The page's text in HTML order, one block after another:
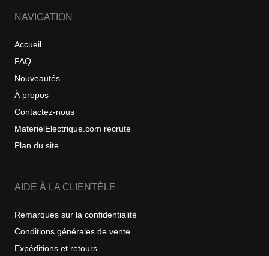
NAVIGATION
Accueil
FAQ
Nouveautés
À propos
Contactez-nous
MaterielElectrique.com recrute
Plan du site
AIDE À LA CLIENTÈLE
Remarques sur la confidentialité
Conditions générales de vente
Expéditions et retours